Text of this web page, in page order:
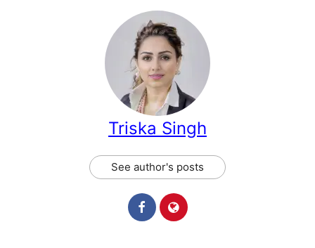
Triska Singh
See author's posts